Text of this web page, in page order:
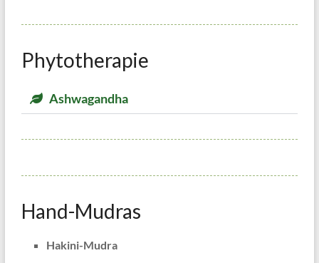
Phytotherapie
Ashwagandha
Hand-Mudras
Hakini-Mudra